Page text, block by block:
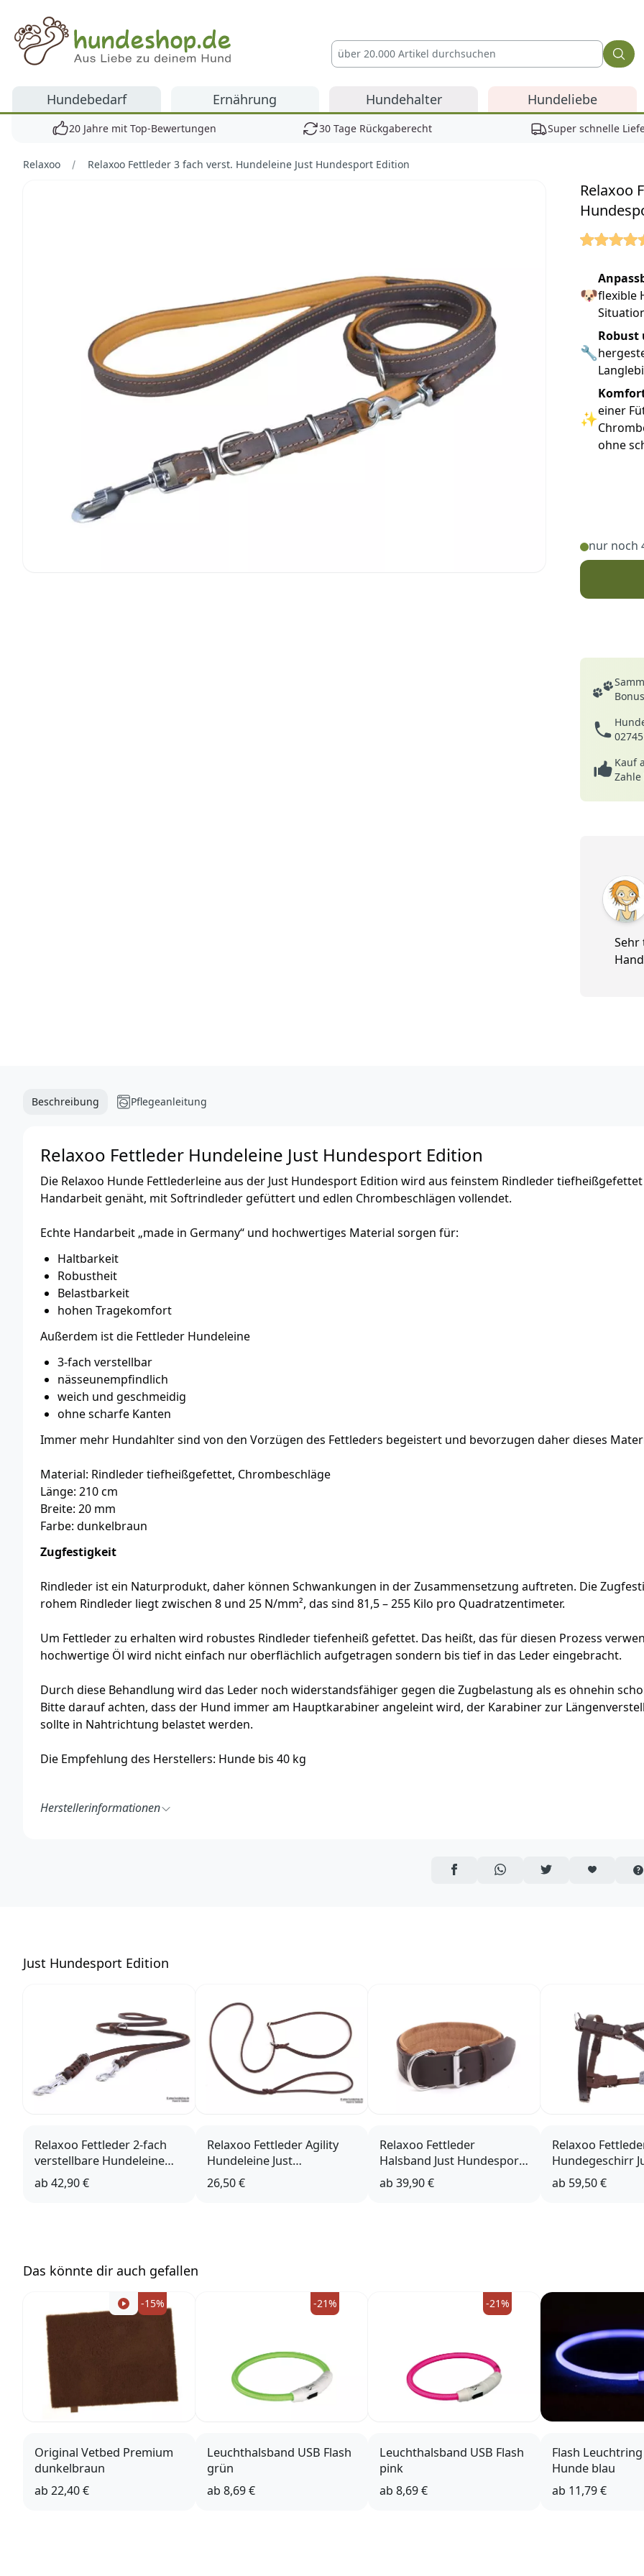
Hundeshop.de
Hundebedarf Ernährung Hundehalter Hundeliebe
20 Jahre mit Top-Bewertungen 30 Tage Rückgaberecht Super schnelle
Relaxoo Relaxoo Fettleder 3 fach verst. Hundeleine Just Hundesport Edition
Relaxoo
Reviews
🐶flexible
🔧
Robust
✨einer
ohne
nur noch
Deine
Kauf
5 von 5
Sehr
Beschreibung Pflegeanleitung
Relaxoo Fettleder Hundeleine Just Hundesport Edition
Die Relaxoo Hunde Fettlederleine aus der Just Hundesport Edition wird aus feinstem Rindleder
Handarbeit genäht, mit Softrindleder gefüttert und edlen Chrombeschlägen vollendet.
Echte Handarbeit „made in Germany“ und hochwertiges Material sorgen für:
Haltbarkeit
Robustheit
Belastbarkeit
hohen Tragekomfort
Außerdem ist die Fettleder Hundeleine
3-fach verstellbar
nässeunempfindlich
weich und geschmeidig
ohne scharfe Kanten
Immer mehr Hundahlter sind von den Vorzügen des Fettleders begeistert und bevorzugen daher dieses
Material: Rindleder tiefheißgefettet, Chrombeschläge
Länge: 210 cm
Breite: 20 mm
Farbe: dunkelbraun
Zugfestigkeit
Rindleder ist ein Naturprodukt, daher können Schwankungen in der Zusammensetzung auftreten. Die
rohem Rindleder liegt zwischen 8 und 25 N/mm², das sind 81,5 – 255 Kilo pro Quadratzentimeter.
Um Fettleder zu erhalten wird robustes Rindleder tiefenheiß gefettet. Das heißt, das für diesen Prozess
hochwertige Öl wird nicht einfach nur oberflächlich aufgetragen sondern bis tief in das Leder eingebracht.
Durch diese Behandlung wird das Leder noch widerstandsfähiger gegen die Zugbelastung als es ohnehin
Bitte darauf achten, dass der Hund immer am Hauptkarabiner angeleint wird, der Karabiner zur
sollte in Nahtrichtung belastet werden.
Die Empfehlung des Herstellers: Hunde bis 40 kg
Herstellerinformationen
AUF FACEBOOK TEILEN
ÜBER WHATSAPP TEILEN
AUF TWITTER TEILEN
ARTIKEL AUF
Just Hundesport Edition
Relaxoo Fettleder 2-fach
verstellbare Hundeleine
Just Hundesport Edition
ab 42,90 €
Relaxoo Fettleder Agility
Hundeleine Just
Hundesport Edition 10/150
26,50 €
Relaxoo Fettleder
Halsband Just Hundesport
Edition
ab 39,90 €
Relaxoo
Hundegeschirr
Hundesport
ab 59,50 €
Das könnte dir auch gefallen
-15%
Original Vetbed Premium
dunkelbraun
ab 22,40 €
-21%
Leuchthalsband USB Flash
grün
ab 8,69 €
-21%
Leuchthalsband USB Flash
pink
ab 8,69 €
Flash
Hunde blau
ab 11,79 €